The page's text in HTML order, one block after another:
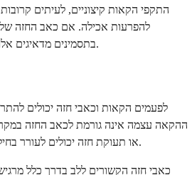
התקפי הקאות קיצוניים, לעיתים
להפרעות אכילה. אם כאב החזה
בתסמינים מדאיגים אלו, התקשרו מיד לשירותי חירום.
לפעמים הקאות וכאבי חזה יכולים
ההקאה עצמה אינה גורמת לכאב החזה
או תעוקת חזה יכולים לעורר בחילה והקאות לצד אי נוחות בחזה.
כאבי חזה הקשורים ללב בדרך כלל